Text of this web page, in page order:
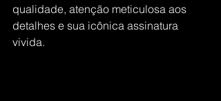
qualidade, atenção meticulosa aos
detalhes e sua icônica assinatura
vivida.